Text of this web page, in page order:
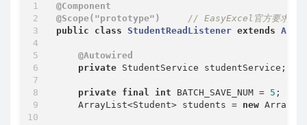
@Component
@Scope("prototype")
// EasyExcel官方要求每次
public
class StudentReadListener extends
@Autowired
private StudentService studentService;
private final int BATCH_SAVE_NUM = 5 ;
    ArrayList<Student> students =
new